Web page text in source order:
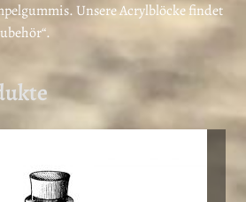
Unsere Acrylblöcke findet